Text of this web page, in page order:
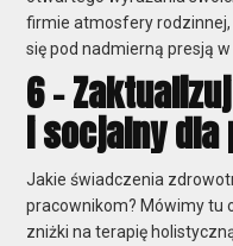
firmie atmosfery rodzinnej,
się pod nadmierną presją
6 -
i socjalny
Jakie świadczenia
pracownikom? Mówimy tu
zniżki na terapię